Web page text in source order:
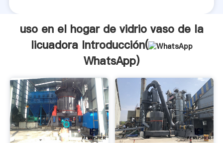
uso en el hogar de vidrio vaso de la
licuadora Introducción(
WhatsApp)